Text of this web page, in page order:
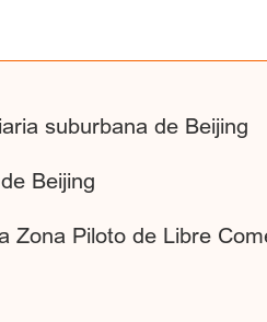
suburbana de Beijing
Beijing
Zona Piloto de Libre